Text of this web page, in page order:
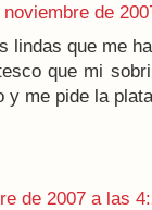
noviembre de
lindas que me
que mi
y me pide la
de 2007 a las